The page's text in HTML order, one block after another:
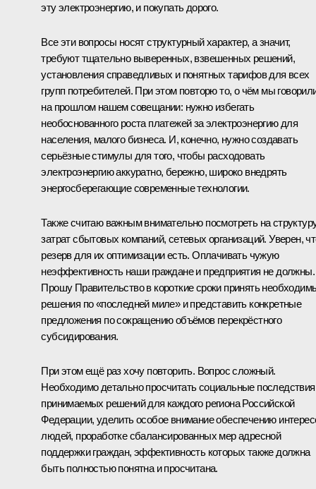
эту электроэнергию, и покупать дорого.
Все эти вопросы носят структурный характер, а значит,
требуют тщательно выверенных, взвешенных решений,
установления справедливых и понятных тарифов для всех
групп потребителей. При этом повторю то, о чём мы
на прошлом нашем совещании: нужно избегать
необоснованного роста платежей за электроэнергию для
населения, малого бизнеса. И, конечно, нужно создавать
серьёзные стимулы для того, чтобы расходовать
электроэнергию аккуратно, бережно, широко внедрять
энергосберегающие современные технологии.
Также считаю важным внимательно посмотреть на
затрат сбытовых компаний, сетевых организаций. Уверен,
резерв для их оптимизации есть. Оплачивать чужую
неэффективность наши граждане и предприятия не должны.
Прошу Правительство в короткие сроки принять
решения по «последней миле» и представить конкретные
предложения по сокращению объёмов перекрёстного
субсидирования.
При этом ещё раз хочу повторить. Вопрос сложный.
Необходимо детально просчитать социальные последствия
принимаемых решений для каждого региона Российской
Федерации, уделить особое внимание обеспечению
людей, проработке сбалансированных мер адресной
поддержки граждан, эффективность которых также должна
быть полностью понятна и просчитана.